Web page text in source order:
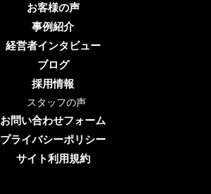
お客様の声
事例紹介
経営者インタビュー
ブログ
採用情報
スタッフの声
お問い合わせフォーム
プライバシーポリシー
サイト利用規約